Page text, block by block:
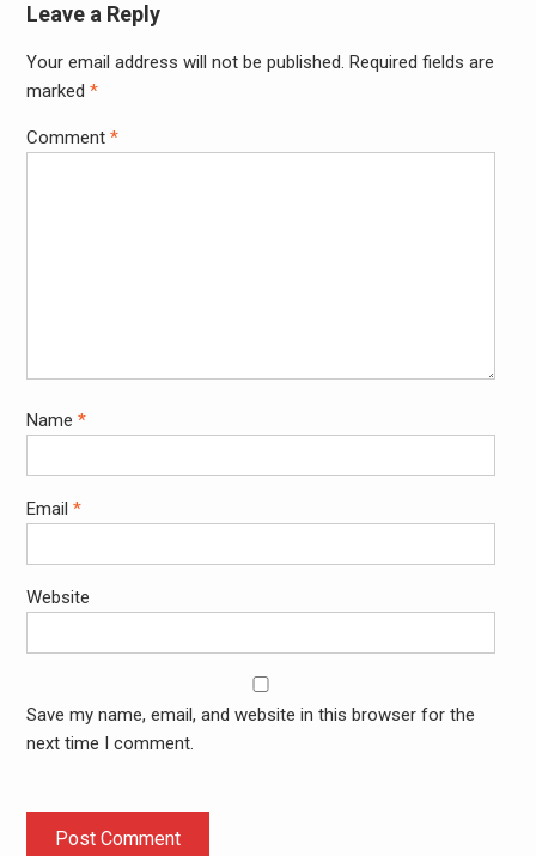
Leave a Reply
Your email address will not be published. Required fields are
marked *
Comment *
Name *
Email *
Website
Save my name, email, and website in this browser for the
next time I comment.